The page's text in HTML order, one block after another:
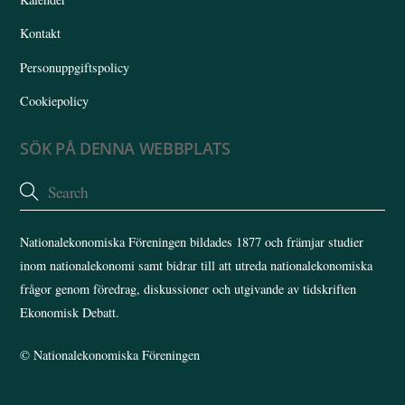
Kontakt
Personuppgiftspolicy
Cookiepolicy
SÖK PÅ DENNA WEBBPLATS
Nationalekonomiska Föreningen bildades 1877 och främjar studier
inom nationalekonomi samt bidrar till att utreda nationalekonomiska
frågor genom föredrag, diskussioner och utgivande av tidskriften
Ekonomisk Debatt.
©Nationalekonomiska Föreningen